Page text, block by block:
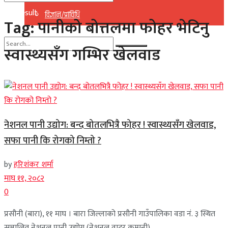
विज्ञान/प्राविधि
No Result
View All Result
No Result
View All Result
Tag:पानीको बोत्तलमा फोहर भेटिनु
स्वास्थ्यसँग गम्भिर खेलवाड
नेशनल पानी उद्योग: बन्द बोतलभित्रै फोहर ! स्वास्थ्यसँग खेलवाड,
सफा पानी कि रोगको निम्तो ?
byहरिशंकर शर्मा
माघ ११, २०८२
0
प्रसौनी (बारा), ११ माघ । बारा जिल्लाको प्रसौनी गाउँपालिका वडा नं. ३ स्थित